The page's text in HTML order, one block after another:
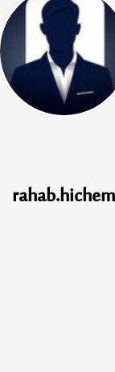
AIDI abed